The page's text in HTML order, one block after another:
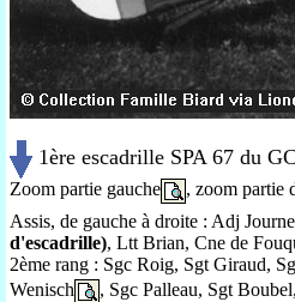
1ère escadrille SPA 67 du
Zoom partie gauche , zoom partie
Assis, de gauche à droite : Adj
d'escadrille), Ltt Brian, Cne de
2ème rang : Sgc Roig, Sgt Giraud,
Wenisch
, Sgc Palleau, Sgt